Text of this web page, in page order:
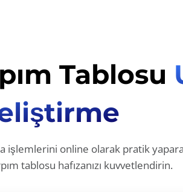
Tablosu
işlemlerini online olarak pratik
tablosu hafızanızı kuvvetlendirin.